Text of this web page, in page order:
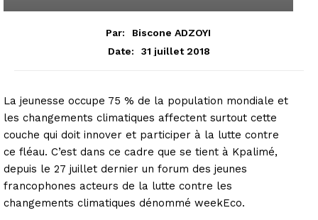
Par:
Biscone ADZOYI
Date:
31 juillet 2018
La jeunesse occupe 75 % de la population mondiale et
les changements climatiques affectent surtout cette
couche qui doit innover et participer à la lutte contre
ce fléau. C’est dans ce cadre que se tient à Kpalimé,
depuis le 27 juillet dernier un forum des jeunes
francophones acteurs de la lutte contre les
changements climatiques dénommé weekEco.